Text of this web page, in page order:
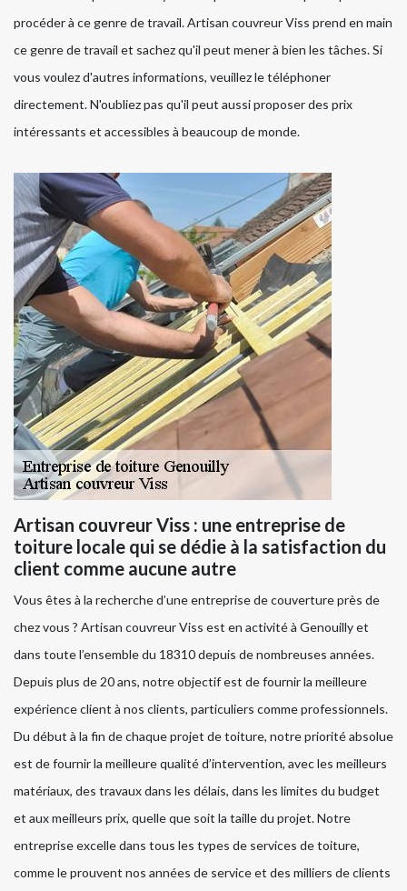
procéder à ce genre de travail. Artisan couvreur Viss prend en main
ce genre de travail et sachez qu'il peut mener à bien les tâches. Si
vous voulez d'autres informations, veuillez le téléphoner
directement. N'oubliez pas qu'il peut aussi proposer des prix
intéressants et accessibles à beaucoup de monde.
Artisan couvreur Viss : une entreprise de
toiture locale qui se dédie à la satisfaction du
client comme aucune autre
Vous êtes à la recherche d’une entreprise de couverture près de
chez vous ? Artisan couvreur Viss est en activité à Genouilly et
dans toute l’ensemble du 18310 depuis de nombreuses années.
Depuis plus de 20 ans, notre objectif est de fournir la meilleure
expérience client à nos clients, particuliers comme professionnels.
Du début à la fin de chaque projet de toiture, notre priorité absolue
est de fournir la meilleure qualité d’intervention, avec les meilleurs
matériaux, des travaux dans les délais, dans les limites du budget
et aux meilleurs prix, quelle que soit la taille du projet. Notre
entreprise excelle dans tous les types de services de toiture,
comme le prouvent nos années de service et des milliers de clients